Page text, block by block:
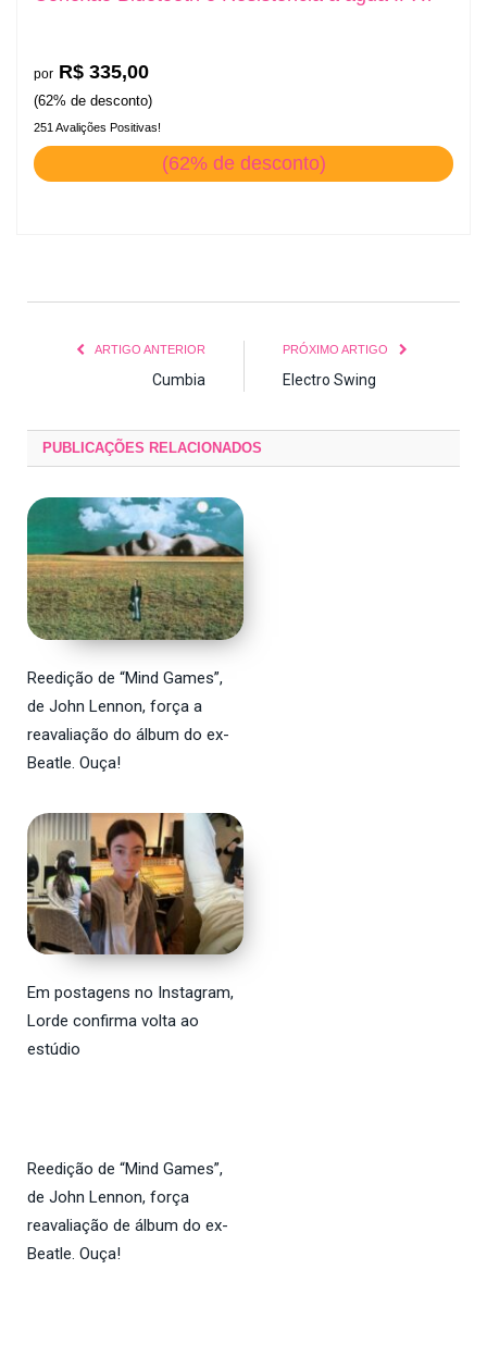
por R$ 335,00
(62% de desconto)
251 Avalições Positivas!
(62% de desconto)
ARTIGO ANTERIOR
Cumbia
PRÓXIMO ARTIGO
Electro Swing
PUBLICAÇÕES RELACIONADOS
Reedição de “Mind Games”,
de John Lennon, força a
reavaliação do álbum do ex-
Beatle. Ouça!
Em postagens no Instagram,
Lorde confirma volta ao
estúdio
Reedição de “Mind Games”,
de John Lennon, força
reavaliação de álbum do ex-
Beatle. Ouça!